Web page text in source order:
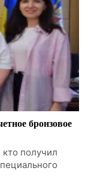
бронзовое
получил